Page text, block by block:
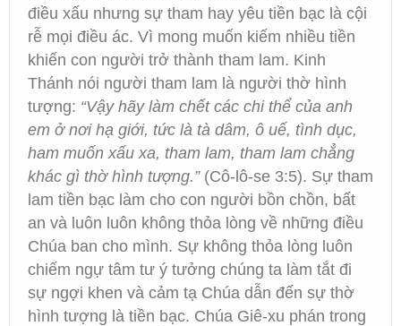
điều xấu nhưng sự tham hay yêu tiền bạc là cội
rễ mọi điều ác. Vì mong muốn kiếm nhiều tiền
khiến con người trở thành tham lam. Kinh
Thánh nói người tham lam là người thờ hình
tượng: “Vậy hãy làm chết các chi thể của anh
em ở nơi hạ giới, tức là tà dâm, ô uế, tình dục,
ham muốn xấu xa, tham lam, tham lam chẳng
khác gì thờ hình tượng.”(Cô-lô-se 3:5). Sự tham
lam tiền bạc làm cho con người bồn chồn, bất
an và luôn luôn không thỏa lòng về những điều
Chúa ban cho mình. Sự không thỏa lòng luôn
chiếm ngự tâm tư ý tưởng chúng ta làm tắt đi
sự ngợi khen và cảm tạ Chúa dẫn đến sự thờ
hình tượng là tiền bạc. Chúa Giê-xu phán trong